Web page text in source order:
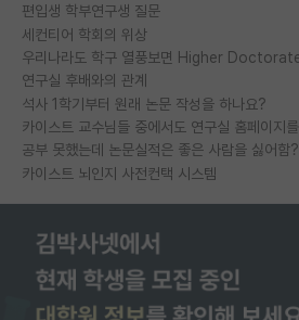
편입생 학부연구생 질문
세컨티어 학회의 위상
연구실 후배와의 관계
석사 1학기부터 원래 논문 작성을 하나요?
공부 못했는데 논문실적은 좋은 사람을 싫어함?
카이스트 뇌인지 사전컨택 시스템